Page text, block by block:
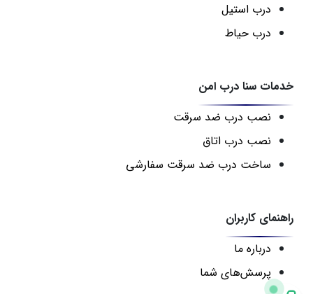
درب استیل
درب حیاط
خدمات سنا درب امن
نصب درب ضد سرقت
نصب درب اتاق
ساخت درب ضد سرقت سفارشی
راهنمای کاربران
درباره ما
پرسش‌های شما